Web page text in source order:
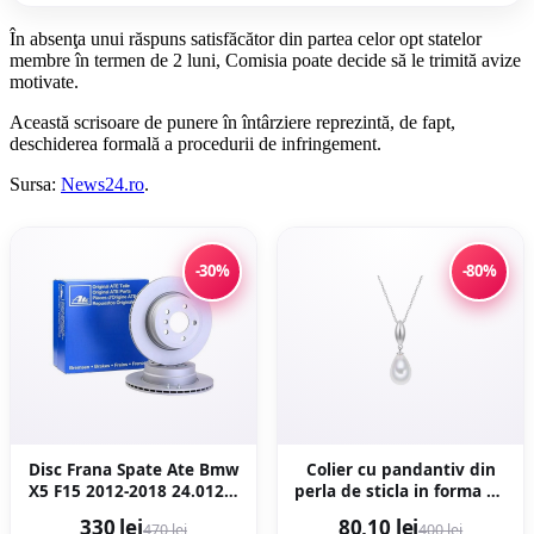
În absenţa unui răspuns satisfăcător din partea celor opt statelor
membre în termen de 2 luni, Comisia poate decide să le trimită avize
motivate.
Această scrisoare de punere în întârziere reprezintă, de fapt,
deschiderea formală a procedurii de infringement.
Sursa: News24.ro.
-30%
Disc Frana Spate Ate Bmw
X5 F15 2012-2018 24.0120-
330 lei470 lei
-80%
Colier cu pandantiv din
perla de sticla in forma de
80,10 lei400 lei